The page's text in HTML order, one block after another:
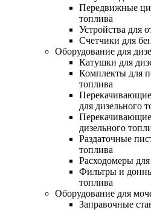
Передвижные
топлива
Устройства для
Счетчики для
Оборудование для
Катушки для
Комплекты для
топлива
для дизельного
Перекачивающие
дизельного
Раздаточные
топлива
Расходомеры
Фильтры и
топлива
Оборудование для
Заправочные